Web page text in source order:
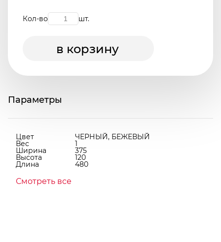
Кол-во шт.
в корзину
Параметры
Цвет ЧЕРНЫЙ, БЕЖЕВЫЙ
Вес 1
Ширина 375
Высота 120
Длина 480
Смотреть все